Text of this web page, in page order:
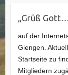
„Grüß
auf der
Giengen.
Startseite zu
Mitgliedern